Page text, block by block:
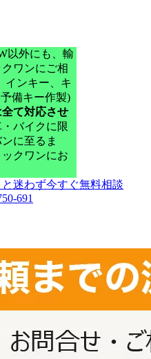
以外にも、輸
ワンにご相
インキー、キ
備キー作製)
て対応させ
バイクに限
に至るま
クワンにお